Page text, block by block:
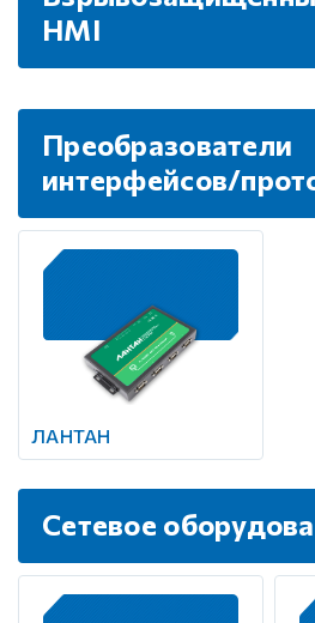
HMI
Преобразователи
интерфейсов/
ЛАНТАН
Сетевое